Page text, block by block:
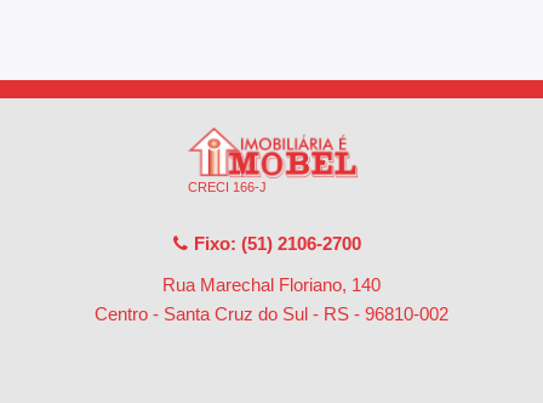
CRECI 166-J
Fixo: (51) 2106-2700
Rua Marechal Floriano, 140
Centro - Santa Cruz do Sul - RS - 96810-002